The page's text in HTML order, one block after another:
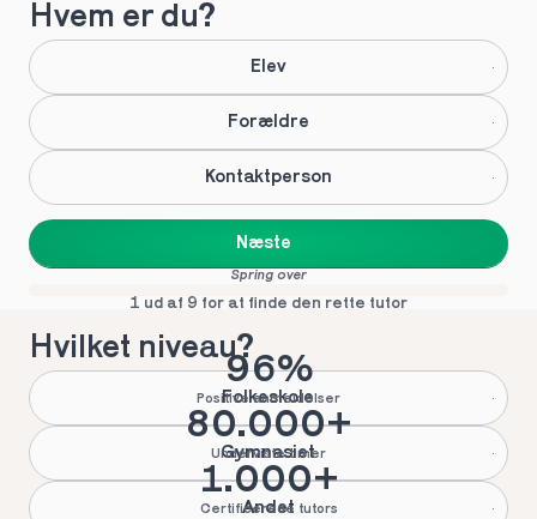
Hvem er du?
Elev
Forældre
Kontaktperson
Næste
Spring over
1 ud af 9 for at finde den rette tutor
Hvilket niveau?
Folkeskole
Gymnasiet
Andet
96%
Positive anmeldelser
80.000+
Underviste timer
1.000+
Certificerede tutors